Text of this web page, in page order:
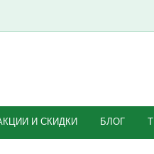
И СКИДКИ БЛОГ